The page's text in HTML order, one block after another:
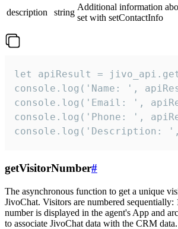
description
string
Additional information
set with setContactInfo
let apiResult =
console.log('Name: ',
console.log('Email: ',
console.log('Phone: ',
console.log('Description:
getVisitorNumber#
The asynchronous function to get a unique
JivoChat. Visitors are numbered
number is displayed in the agent's App and
to associate JivoChat data with the CRM data.